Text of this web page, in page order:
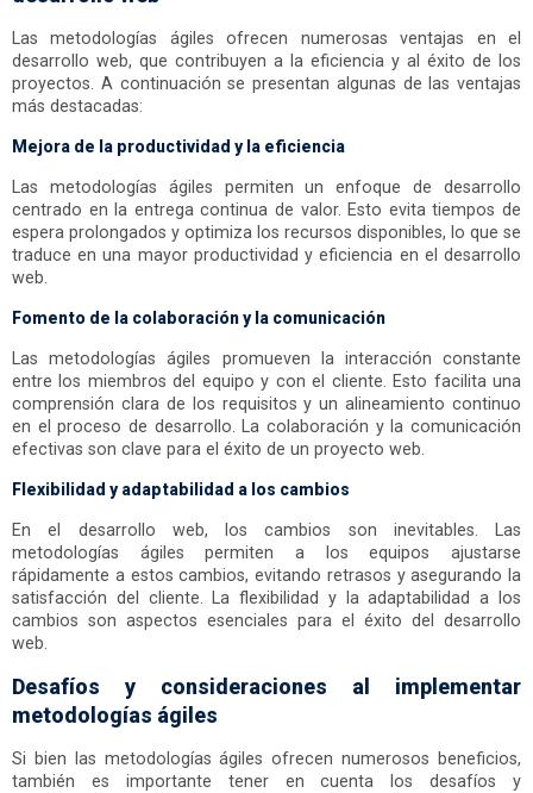
Las metodologías ágiles ofrecen numerosas ventajas en el
desarrollo web, que contribuyen a la eficiencia y al éxito de los
proyectos. A continuación se presentan algunas de las ventajas
más destacadas:
Mejora de la productividad y la eficiencia
Las metodologías ágiles permiten un enfoque de desarrollo
centrado en la entrega continua de valor. Esto evita tiempos de
espera prolongados y optimiza los recursos disponibles, lo que se
traduce en una mayor productividad y eficiencia en el desarrollo
web.
Fomento de la colaboración y la comunicación
Las metodologías ágiles promueven la interacción constante
entre los miembros del equipo y con el cliente. Esto facilita una
comprensión clara de los requisitos y un alineamiento continuo
en el proceso de desarrollo. La colaboración y la comunicación
efectivas son clave para el éxito de un proyecto web.
Flexibilidad y adaptabilidad a los cambios
En el desarrollo web, los cambios son inevitables. Las
metodologías ágiles permiten a los equipos ajustarse
rápidamente a estos cambios, evitando retrasos y asegurando la
satisfacción del cliente. La flexibilidad y la adaptabilidad a los
cambios son aspectos esenciales para el éxito del desarrollo
web.
Desafíos y consideraciones al implementar
metodologías ágiles
Si bien las metodologías ágiles ofrecen numerosos beneficios,
también es importante tener en cuenta los desafíos y